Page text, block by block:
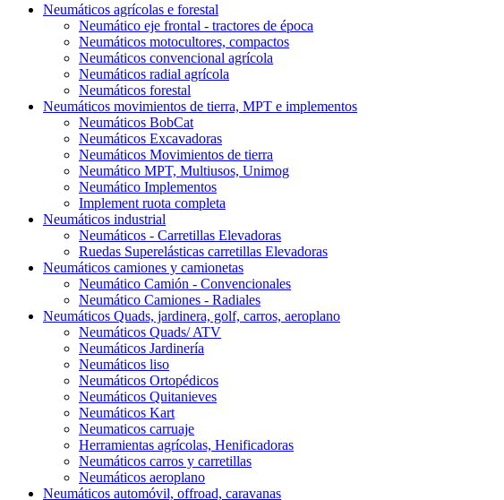
Neumáticos agrícolas e forestal
Neumático eje frontal - tractores de época
Neumáticos motocultores, compactos
Neumáticos convencional agrícola
Neumáticos radial agrícola
Neumáticos forestal
Neumáticos movimientos de tierra, MPT e implementos
Neumáticos BobCat
Neumáticos Excavadoras
Neumáticos Movimientos de tierra
Neumático MPT, Multiusos, Unimog
Neumático Implementos
Implement ruota completa
Neumáticos industrial
Neumáticos - Carretillas Elevadoras
Ruedas Superelásticas carretillas Elevadoras
Neumáticos camiones y camionetas
Neumático Camión - Convencionales
Neumático Camiones - Radiales
Neumáticos Quads, jardinera, golf, carros, aeroplano
Neumáticos Quads/ ATV
Neumáticos Jardinería
Neumáticos liso
Neumáticos Ortopédicos
Neumáticos Quitanieves
Neumáticos Kart
Neumaticos carruaje
Herramientas agrícolas, Henificadoras
Neumáticos carros y carretillas
Neumáticos aeroplano
Neumáticos automóvil, offroad, caravanas